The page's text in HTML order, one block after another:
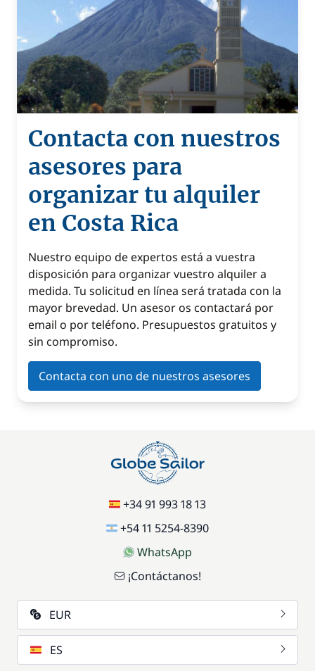
Contacta con nuestros
asesores para
organizar tu alquiler
en Costa Rica
Nuestro equipo de expertos está a vuestra
disposición para organizar vuestro alquiler a
medida. Tu solicitud en línea será tratada con la
mayor brevedad. Un asesor os contactará por
email o por teléfono. Presupuestos gratuitos y
sin compromiso.
Contacta con uno de nuestros asesores
+34 91 993 18 13
+54 11 5254-8390
WhatsApp
¡Contáctanos!
EUR
ES